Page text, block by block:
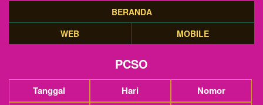
BERANDA
WEB
MOBILE
PCSO
Tanggal Hari Nomor